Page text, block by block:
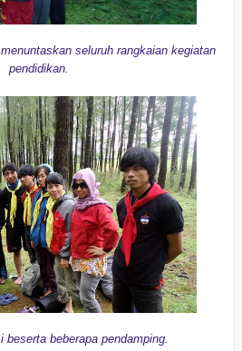
seluruh rangkaian kegiatan
pendidikan.
beserta beberapa pendamping.